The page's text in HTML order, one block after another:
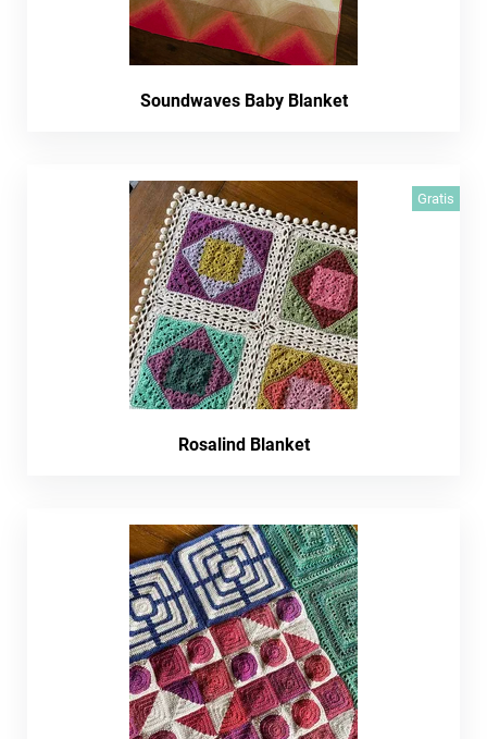
Soundwaves Baby Blanket
Gratis
Rosalind Blanket